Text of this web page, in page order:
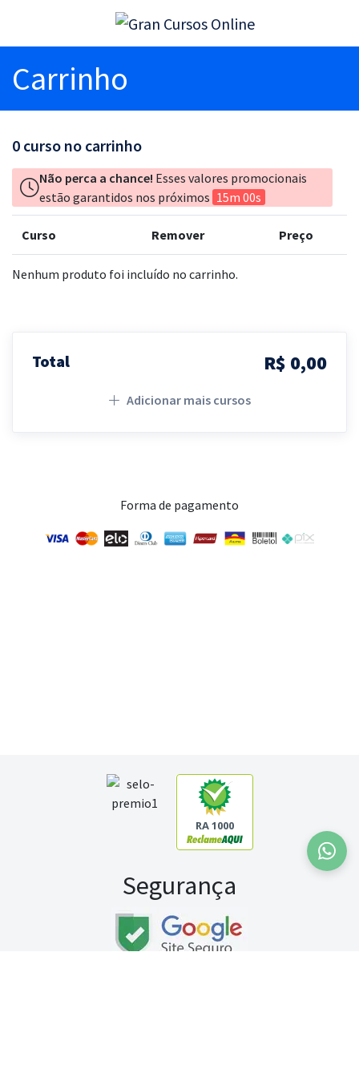
Carrinho
0 curso no carrinho
Não perca a chance! Esses valores promocionais
estão garantidos nos próximos 15m 00s
Curso Remover Preço
Nenhum produto foi incluído no carrinho.
Total R$ 0,00
Adicionar mais cursos
Forma de pagamento
RA 1000
Segurança